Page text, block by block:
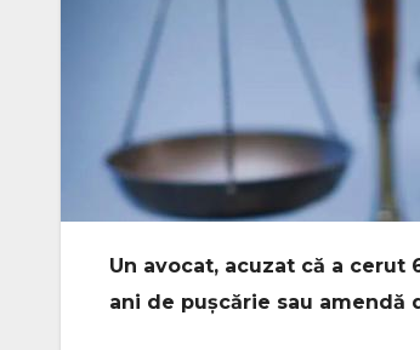
Un avocat, acuzat că a cerut
ani de pușcărie sau amendă